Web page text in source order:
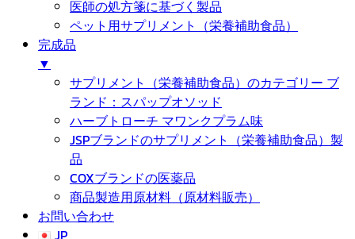
医師の処方箋に基づく製品
ペット用サプリメント（栄養補助食品）
完成品
▼
サプリメント（栄養補助食品）のカテゴリー ブ
ランド：スパップオソッド
ハーブトローチ マワンクプラム味
JSPブランドのサプリメント（栄養補助食品）製
品
COXブランドの医薬品
商品製造用原材料（原材料販売）
お問い合わせ
JP